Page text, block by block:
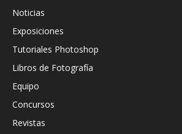
Noticias
Exposiciones
Tutoriales Photoshop
Libros de Fotografía
Equipo
Concursos
Revistas